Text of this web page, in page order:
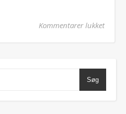
Kommentarer lukkettil
Søg